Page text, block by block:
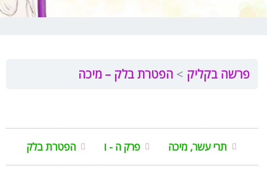
פרשה בקליק הפטרת בלק – מיכה
תרי עשר, מיכה פרק ה - ו הפטרת בלק